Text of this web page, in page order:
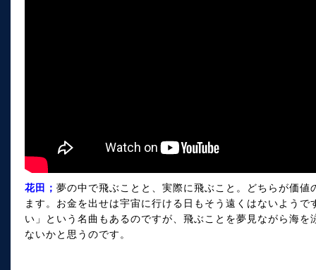
花田； 夢の中で飛ぶことと、実際に飛ぶこと。どちらが価
ます。お金を出せは宇宙に行ける日もそう遠くはないよう
い」という名曲もあるのですが、飛ぶことを夢見ながら海
ないかと思うのです。